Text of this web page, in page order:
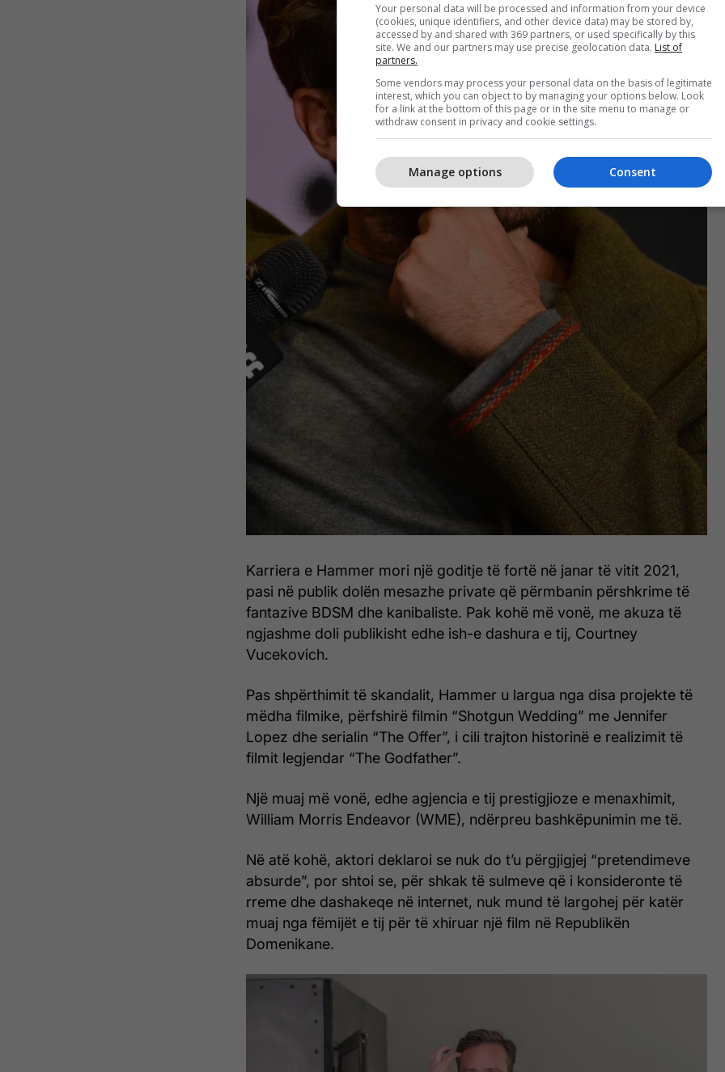
Karriera e Hammer mori një goditje të fortë në janar të vitit 2021,
pasi në publik dolën mesazhe private që përmbanin përshkrime të
fantazive BDSM dhe kanibaliste. Pak kohë më vonë, me akuza të
ngjashme doli publikisht edhe ish-e dashura e tij, Courtney
Vucekovich.
Pas shpërthimit të skandalit, Hammer u largua nga disa projekte të
mëdha filmike, përfshirë filmin “Shotgun Wedding” me Jennifer
Lopez dhe serialin “The Offer”, i cili trajton historinë e realizimit të
filmit legjendar “The Godfather”.
Një muaj më vonë, edhe agjencia e tij prestigjioze e menaxhimit,
William Morris Endeavor (WME), ndërpreu bashkëpunimin me të.
Në atë kohë, aktori deklaroi se nuk do t’u përgjigjej “pretendimeve
absurde”, por shtoi se, për shkak të sulmeve që i konsideronte të
rreme dhe dashakeqe në internet, nuk mund të largohej për katër
muaj nga fëmijët e tij për të xhiruar një film në Republikën
Domenikane.
Your personal data will be processed and information from your device
(cookies, unique identifiers, and other device data) may be stored by,
accessed by and shared with 369 partners, or used specifically by this
site. We and our partners may use precise geolocation data. List of
partners.
Some vendors may process your personal data on the basis of legitimate
interest, which you can object to by managing your options below. Look
for a link at the bottom of this page or in the site menu to manage or
withdraw consent in privacy and cookie settings.
Consent
Manage options